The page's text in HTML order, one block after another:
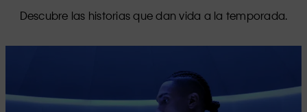
Descubre las historias que dan vida a la temporada.